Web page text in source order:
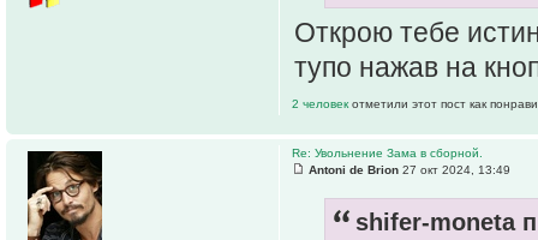
Открою тебе
тупо нажав на
2 человек отметили этот пост как
Re: Увольнение Зама в сборной.
Antoni de Brion 27 окт 2024, 13:49
shifer-moneta